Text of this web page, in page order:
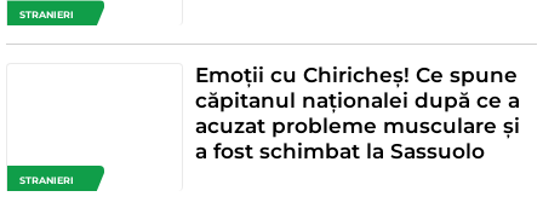
STRANIERI
STRANIERI
Emoții cu Chiricheș! Ce spune
căpitanul naționalei după ce a
acuzat probleme musculare și
a fost schimbat la Sassuolo